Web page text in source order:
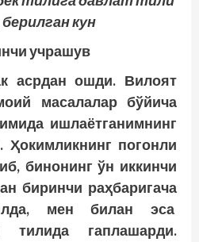
кун
учрашув
асрдан ошди. Вилоят
масалалар бўйича
ишлаётганимнинг
погонли
бинонинг ўн иккинчи
биринчи раҳбаригача
мен билан эса
тилида гаплашарди.